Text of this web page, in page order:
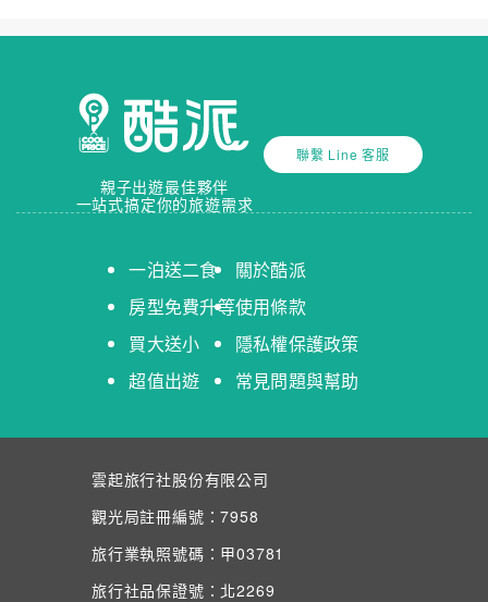
親子出遊最佳夥伴
一站式搞定你的旅遊需求
聯繫 Line 客服
一泊送二食
房型免費升等
買大送小
超值出遊
關於酷派
使用條款
隱私權保護政策
常見問題與幫助
雲起旅行社股份有限公司
觀光局註冊編號：7958
旅行業執照號碼：甲03781
旅行社品保證號：北2269